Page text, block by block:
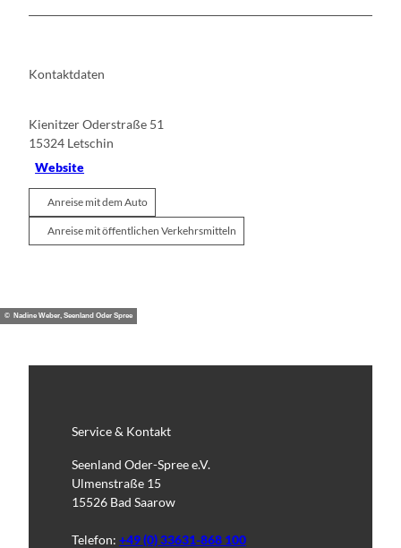
Kontaktdaten
Kienitzer Oderstraße 51
15324 Letschin
Website
Anreise mit dem Auto
Anreise mit öffentlichen Verkehrsmitteln
© Nadine Weber, Seenland Oder Spree
Service & Kontakt
Seenland Oder-Spree e.V.
Ulmenstraße 15
15526 Bad Saarow
Telefon: +49 (0) 33631-868 100